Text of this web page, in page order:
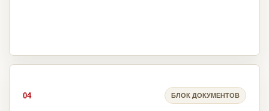
04 БЛОК ДОКУМЕНТОВ